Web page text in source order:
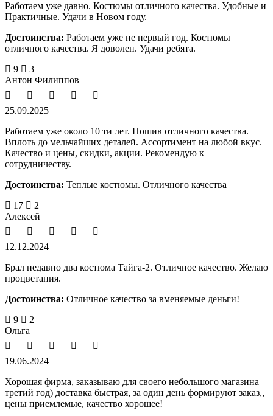
Работаем уже давно. Костюмы отличного качества. Удобные и
Практичные. Удачи в Новом году.
Достоинства: Работаем уже не первый год. Костюмы
отличного качества. Я доволен. Удачи ребята.
9
3
Антон Филиппов
25.09.2025
Работаем уже около 10 ти лет. Пошив отличного качества.
Вплоть до мельчайших деталей. Ассортимент на любой вкус.
Качество и цены, скидки, акции. Рекомендую к
сотрудничеству.
Достоинства: Теплые костюмы. Отличного качества
17
2
Алексей
12.12.2024
Брал недавно два костюма Тайга-2. Отличное качество. Желаю
процветания.
Достоинства: Отличное качество за вменяемые деньги!
9
2
Ольга
19.06.2024
Хорошая фирма, заказываю для своего небольшого магазина
третий год) доставка быстрая, за один день формируют заказ,,
цены приемлемые, качество хорошее!